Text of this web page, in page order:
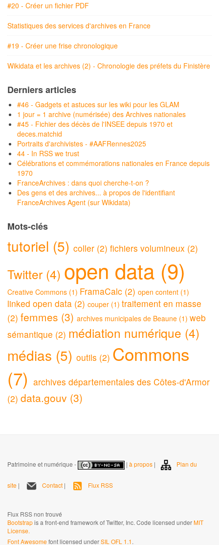
#20 - Créer un fichier PDF
Statistiques des services d'archives en France
#19 - Créer une frise chronologique
Wikidata et les archives (2) - Chronologie des préfets du Finistère
Derniers articles
#46 - Gadgets et astuces sur les wiki pour les GLAM
1 jour = 1 archive (numérisée) des Archives nationales
#45 - Fichier des décès de l'INSEE depuis 1970 et
deces.matchid
Portraits d'archivistes - #AAFRennes2025
44 - In RSS we trust
Célébrations et commémorations nationales en France depuis
1970
FranceArchives : dans quoi cherche-t-on ?
Des gens et des archives... à propos de l'identifiant
FranceArchives Agent (sur Wikidata)
Mots-clés
tutoriel (5) coller (2) fichiers volumineux (2)
Twitter (4) open data (9)
Creative Commons (1) FramaCalc (2) open content (1)
linked open data (2) couper (1) traitement en masse
(2) femmes (3) archives municipales de Beaune (1) web
sémantique (2) médiation numérique (4)
médias (5) outils (2) Commons
(7) archives départementales des Côtes-d'Armor
(2) data.gouv (3)
Patrimoine et numérique - | à propos | Plan du
site | Contact | Flux RSS
Flux RSS non trouvé
Bootstrapis a front-end framework of Twitter, Inc. Code licensed underMIT
License.
Font Awesomefont licensed underSIL OFL 1.1.